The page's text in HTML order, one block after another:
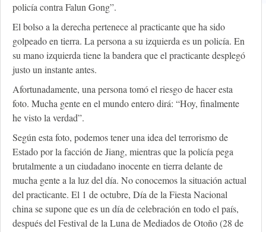
policía contra Falun Gong”.
El bolso a la derecha pertenece al practicante que ha sido
golpeado en tierra. La persona a su izquierda es un policía. En
su mano izquierda tiene la bandera que el practicante desplegó
justo un instante antes.
Afortunadamente, una persona tomó el riesgo de hacer esta
foto. Mucha gente en el mundo entero dirá: “Hoy, finalmente
he visto la verdad”.
Según esta foto, podemos tener una idea del terrorismo de
Estado por la facción de Jiang, mientras que la policía pega
brutalmente a un ciudadano inocente en tierra delante de
mucha gente a la luz del día. No conocemos la situación actual
del practicante. El 1 de octubre, Día de la Fiesta Nacional
china se supone que es un día de celebración en todo el país,
después del Festival de la Luna de Mediados de Otoño (28 de